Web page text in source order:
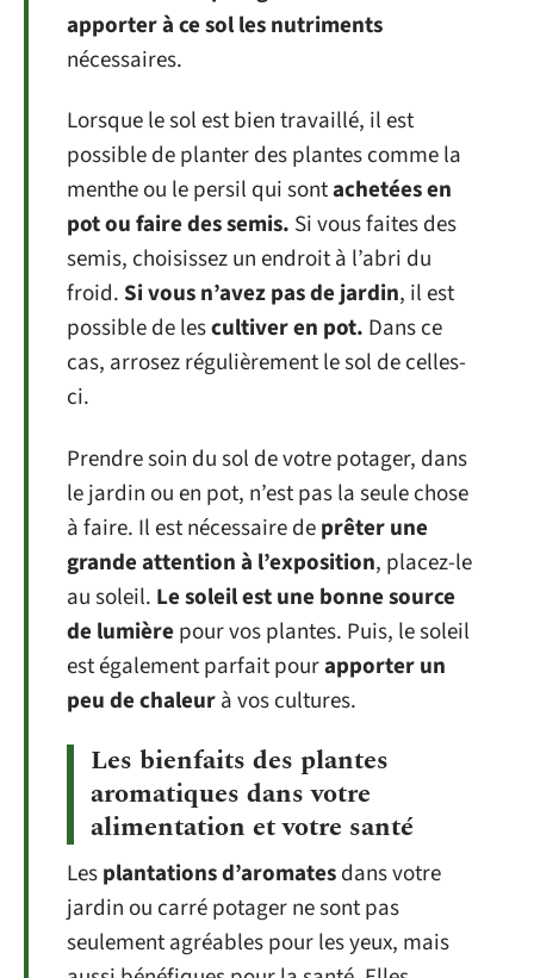
apporter à ce sol les nutriments
nécessaires.
Lorsque le sol est bien travaillé, il est
possible de planter des plantes comme la
menthe ou le persil qui sontachetées en
pot ou faire des semis. Si vous faites des
semis, choisissez un endroit à l’abri du
froid.Si vous n’avez pas de jardin, il est
possible de lescultiver en pot. Dans ce
cas, arrosez régulièrement le sol de celles-
ci.
Prendre soin du sol de votre potager, dans
le jardin ou en pot, n’est pas la seule chose
à faire. Il est nécessaire deprêter une
grande attention à l’exposition, placez-le
au soleil. Le soleil est une bonne source
de lumière pour vos plantes. Puis, le soleil
est également parfait pourapporter un
peu de chaleurà vos cultures.
Les bienfaits des plantes
aromatiques dans votre
alimentation et votre santé
Lesplantations d’aromatesdans votre
jardin ou carré potager ne sont pas
seulement agréables pour les yeux, mais